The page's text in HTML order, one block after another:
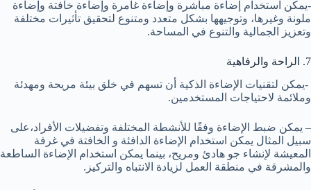
-يمكن استخدام إضاءة مباشرة وإضاءة غامرة وإضاءة خافتة وإضاءة
ملونة وغيرها، وتوجيهها بشكل متعدد ومتنوع لتحقيق تأثيرات مختلفة
وتعزيز الجمالية والتنوع في المساحة.
7. الراحة والرفاهية
-يمكن لتقنيات الإضاءة الذكية أن تسهم في خلق بيئة مريحة ومهدئة
وملائمة لاحتياجات المستخدمين.
– يمكن ضبط الإضاءة وفقًا للأنشطة المختلفة وتفضيلات الأفراد،على
سبيل المثال يمكن استخدام الإضاءة الدافئة و الخافتة في غرفة
المعيشة لإنشاء جو هادئ ومريح، بينما يمكن استخدام الإضاءة الساطعة
والمشرقة في منطقة العمل لزيادة الانتباه والتركيز.